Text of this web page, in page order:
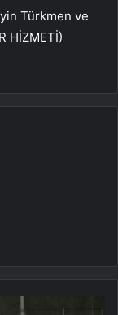
Türkmen ve
HİZMETİ)